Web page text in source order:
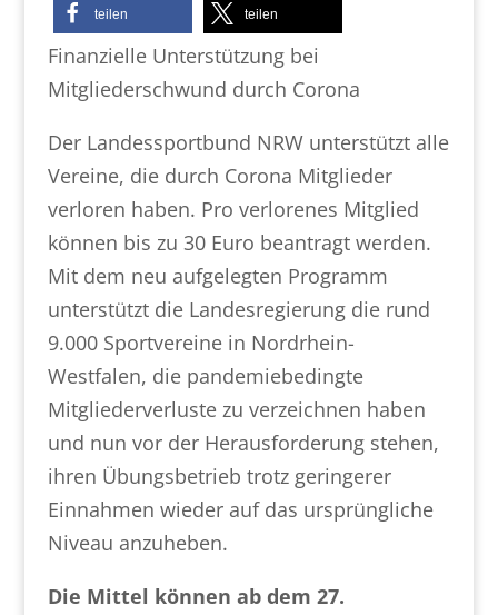
teilen teilen
Finanzielle Unterstützung bei
Mitgliederschwund durch Corona
Der Landessportbund NRW unterstützt alle
Vereine, die durch Corona Mitglieder
verloren haben. Pro verlorenes Mitglied
können bis zu 30 Euro beantragt werden.
Mit dem neu aufgelegten Programm
unterstützt die Landesregierung die rund
9.000 Sportvereine in Nordrhein-
Westfalen, die pandemiebedingte
Mitgliederverluste zu verzeichnen haben
und nun vor der Herausforderung stehen,
ihren Übungsbetrieb trotz geringerer
Einnahmen wieder auf das ursprüngliche
Niveau anzuheben.
Die Mittel können ab dem 27.